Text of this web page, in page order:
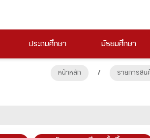
ประถมศึกษา มัธยมศึกษา
หน้าหลัก / รายการสิน